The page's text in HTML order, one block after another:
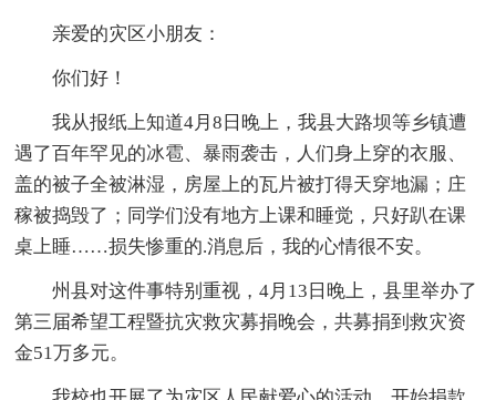
亲爱的灾区小朋友：
你们好！
我从报纸上知道4月8日晚上，我县大路坝等乡镇遭
遇了百年罕见的冰雹、暴雨袭击，人们身上穿的衣服、
盖的被子全被淋湿，房屋上的瓦片被打得天穿地漏；庄
稼被捣毁了；同学们没有地方上课和睡觉，只好趴在课
桌上睡……损失惨重的.消息后，我的心情很不安。
州县对这件事特别重视，4月13日晚上，县里举办了
第三届希望工程暨抗灾救灾募捐晚会，共募捐到救灾资
金51万多元。